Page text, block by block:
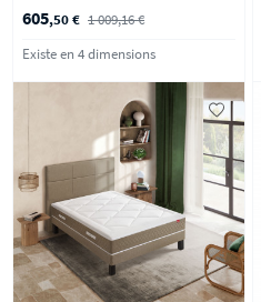
605,50 € 1 009,16 €
Existe en 4 dimensions